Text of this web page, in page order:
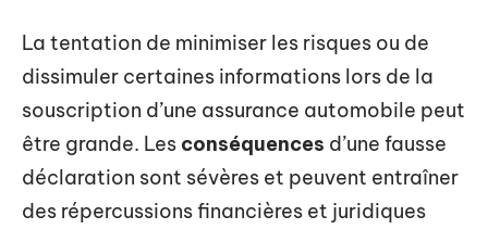
La tentation de minimiser les risques ou de
dissimuler certaines informations lors de la
souscription d’une assurance automobile peut
être grande. Les conséquences d’une fausse
déclaration sont sévères et peuvent entraîner
des répercussions financières et juridiques